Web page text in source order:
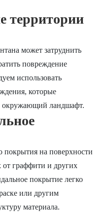
территории
может затруднить
повреждение
использовать
которые
окружающий ландшафт.
покрытия на поверхности
граффити и других
покрытие легко
или другим
материала.